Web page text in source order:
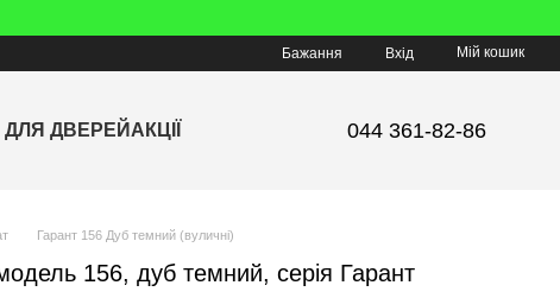
Бажання Вхід Мій кошик
ДЛЯ ДВЕРЕЙ АКЦІЇ 044 361-82-86
Гарант 156 Дуб темний (вуличні)
156, дуб темний, серія Гарант